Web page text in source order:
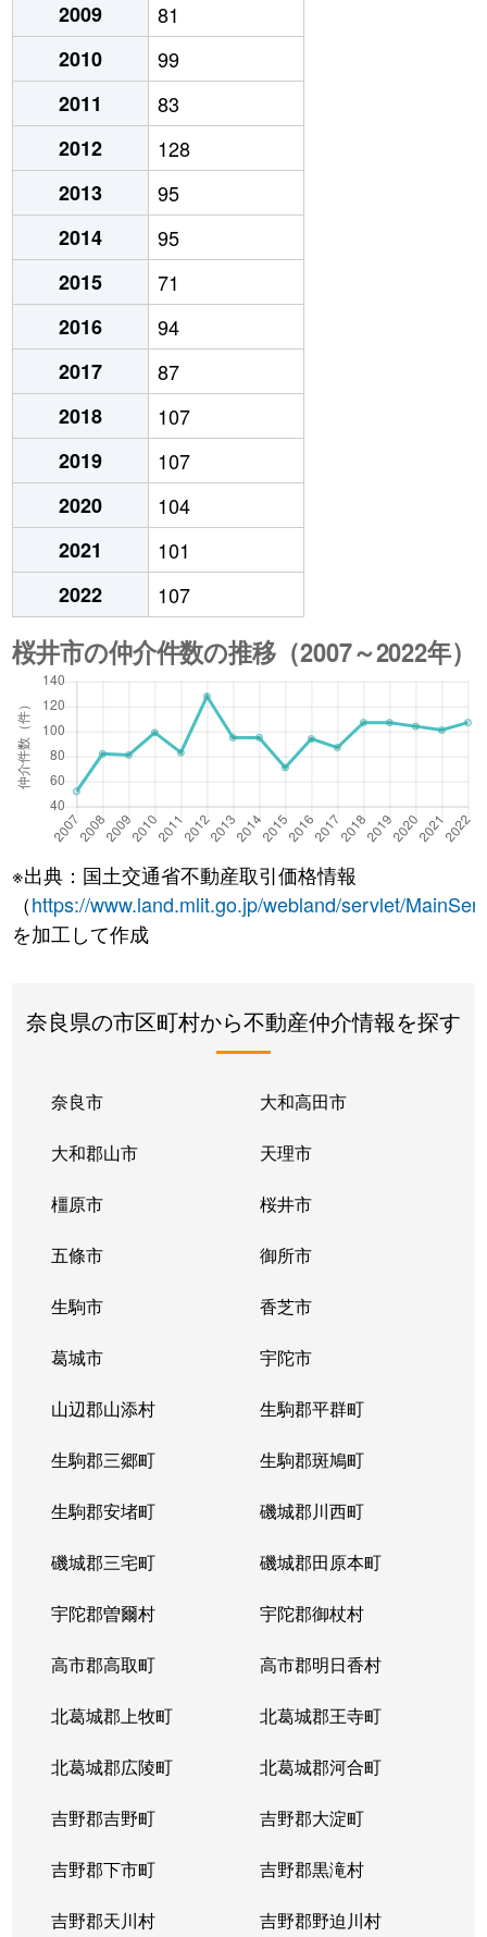
2009
81
2010
99
2011
83
2012
128
2013
95
2014
95
2015
71
2016
94
2017
87
2018
107
2019
107
2020
104
2021
101
2022
107
※出典：国土交通省不動産取引価格情報
（https://www.land.mlit.go.jp/webland/servlet/
を加工して作成
奈良県の市区町村から不動産仲介情報を探す
奈良市 大和高田市
大和郡山市 天理市
橿原市 桜井市
五條市 御所市
生駒市 香芝市
葛城市 宇陀市
山辺郡山添村 生駒郡平群町
生駒郡三郷町 生駒郡斑鳩町
生駒郡安堵町 磯城郡川西町
磯城郡三宅町 磯城郡田原本町
宇陀郡曽爾村 宇陀郡御杖村
高市郡高取町 高市郡明日香村
北葛城郡上牧町 北葛城郡王寺町
北葛城郡広陵町 北葛城郡河合町
吉野郡吉野町 吉野郡大淀町
吉野郡下市町 吉野郡黒滝村
吉野郡天川村 吉野郡野迫川村